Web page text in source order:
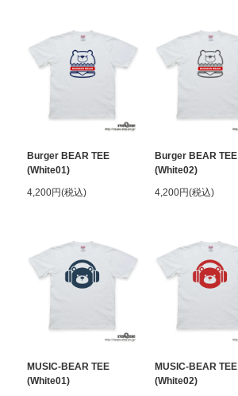
Burger BEAR TEE
(White01)
4,200円(税込)
Burger BEAR TEE
(White02)
4,200円(税込)
MUSIC-BEAR TEE
(White01)
MUSIC-BEAR TEE
(White02)